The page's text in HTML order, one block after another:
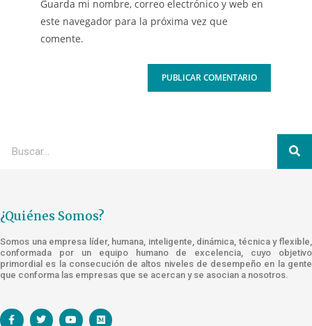
Guarda mi nombre, correo electrónico y web en
este navegador para la próxima vez que
comente.
¿Quiénes Somos?
Somos una empresa líder, humana, inteligente, dinámica, técnica y flexible,
conformada por un equipo humano de excelencia, cuyo objetivo
primordial es la consecución de altos niveles de desempeño en la gente
que conforma las empresas que se acercan y se asocian a nosotros.